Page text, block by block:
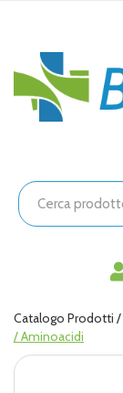
principaleBigfarmacia
Cerca
Prodotto
Catalogo Prodotti /
/ Aminoacidi